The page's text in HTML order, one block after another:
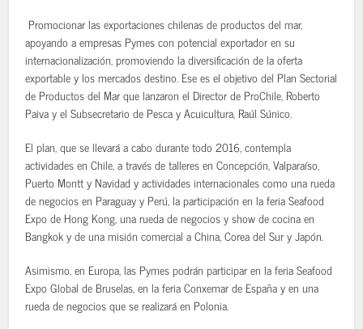
Promocionar las exportaciones chilenas de productos del mar,
apoyando a empresas Pymes con potencial exportador en su
internacionalización, promoviendo la diversificación de la oferta
exportable y los mercados destino. Ese es el objetivo del Plan Sectorial
de Productos del Mar que lanzaron el Director de ProChile, Roberto
Paiva y el Subsecretario de Pesca y Acuicultura, Raúl Súnico.
El plan, que se llevará a cabo durante todo 2016, contempla
actividades en Chile, a través de talleres en Concepción, Valparaíso,
Puerto Montt y Navidad y actividades internacionales como una rueda
de negocios en Paraguay y Perú, la participación en la feria Seafood
Expo de Hong Kong, una rueda de negocios y show de cocina en
Bangkok y de una misión comercial a China, Corea del Sur y Japón.
Asimismo, en Europa, las Pymes podrán participar en la feria Seafood
Expo Global de Bruselas, en la feria Conxemar de España y en una
rueda de negocios que se realizará en Polonia.